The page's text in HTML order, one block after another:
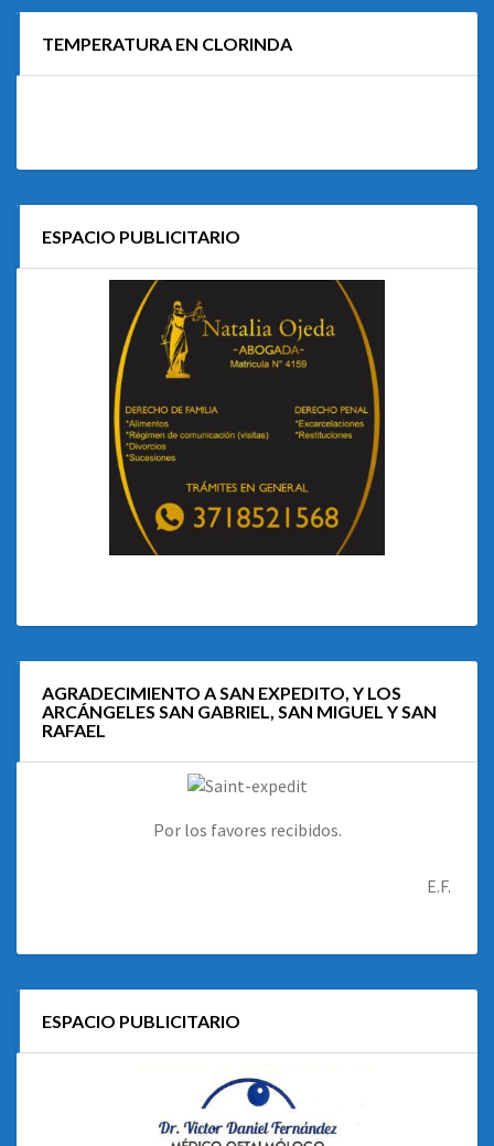
TEMPERATURA EN CLORINDA
ESPACIO PUBLICITARIO
AGRADECIMIENTO A SAN EXPEDITO, Y LOS
ARCÁNGELES SAN GABRIEL, SAN MIGUEL Y SAN
RAFAEL
Por los favores recibidos.
E.F.
ESPACIO PUBLICITARIO